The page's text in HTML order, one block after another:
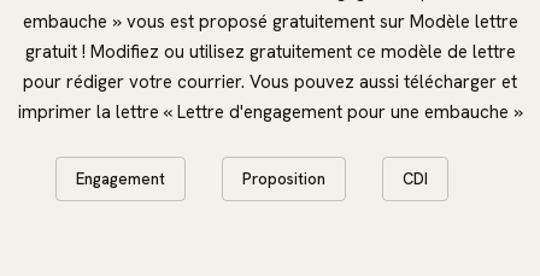
embauche » vous est proposé gratuitement sur Modèle lettre
gratuit ! Modifiez ou utilisez gratuitement ce modèle de lettre
pour rédiger votre courrier. Vous pouvez aussi télécharger et
imprimer la lettre « Lettre d'engagement pour une embauche »
Engagement Proposition CDI